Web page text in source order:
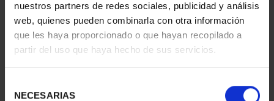
nuestros partners de redes sociales, publicidad y análisis
web, quienes pueden combinarla con otra información
que les haya proporcionado o que hayan recopilado a
partir del uso que haya hecho de sus servicios.
NECESARIAS